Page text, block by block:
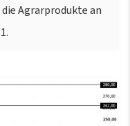
Agrarprodukte an